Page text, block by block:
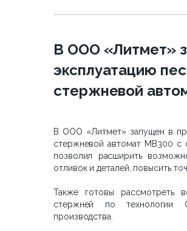
В ООО «Литмет»
эксплуатацию
стержневой
В ООО «Литмет» запущен в
стержневой автомат МВ300 с
позволил расширить
отливок и деталей, повысить
Также готовы рассмотреть
стержней по технологии
производства.